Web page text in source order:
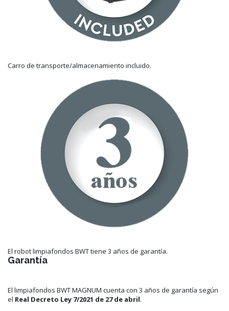
Carro de transporte/almacenamiento incluido.
El robot limpiafondos BWT tiene 3 años de garantía.
Garantía
El limpiafondos BWT MAGNUM cuenta con 3 años de garantía según
el Real Decreto Ley 7/2021 de 27 de abril.